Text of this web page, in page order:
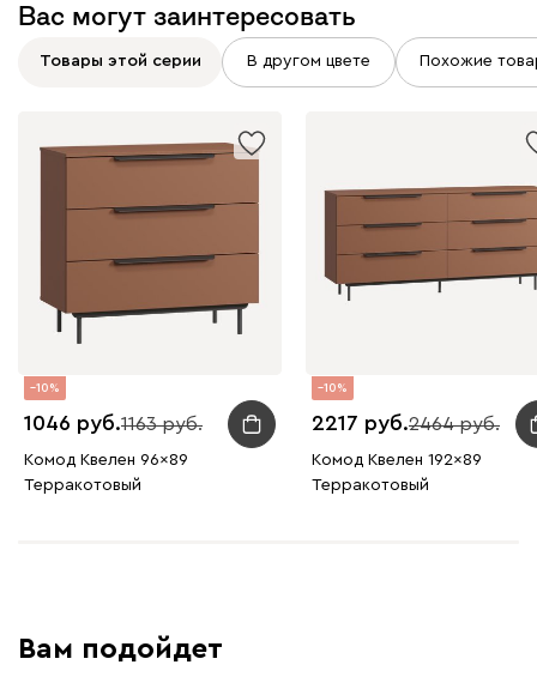
Вас могут заинтересовать
Товары этой серии В другом цвете Похожие
10
1046 1163
Комод Квелен 96x89
Терракотовый
10
2217 2464
Комод Квелен 192x89
Терракотовый
Вам подойдет